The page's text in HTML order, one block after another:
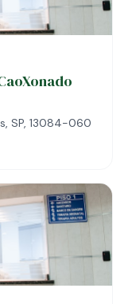
horas CaoXonado
SP, 13084-060